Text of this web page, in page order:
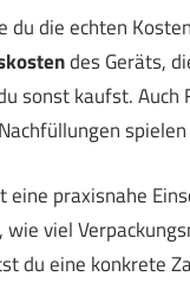
du die echten
des Geräts,
sonst kaufst. Auch
praxisnahe
viel
du eine konkrete